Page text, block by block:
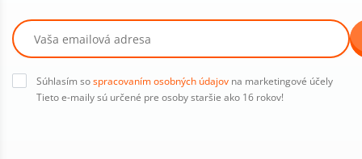
Súhlasím sospracovaním osobných údajov na marketingové účely
Tieto e-maily sú určené pre osoby staršie ako 16 rokov!